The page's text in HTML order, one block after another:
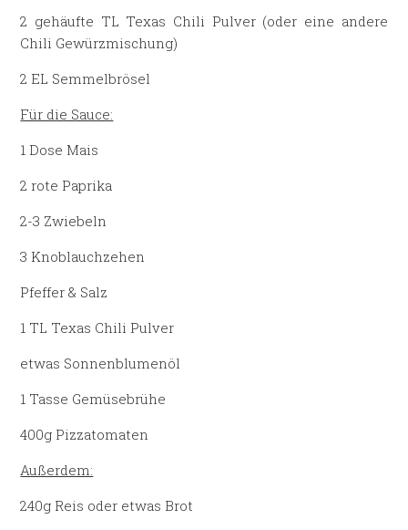
2 gehäufte TL Texas Chili Pulver (oder eine andere
Chili Gewürzmischung)
2 EL Semmelbrösel
Für die Sauce:
1 Dose Mais
2 rote Paprika
2-3 Zwiebeln
3 Knoblauchzehen
Pfeffer & Salz
1 TL Texas Chili Pulver
etwas Sonnenblumenöl
1 Tasse Gemüsebrühe
400g Pizzatomaten
Außerdem:
240g Reis oder etwas Brot